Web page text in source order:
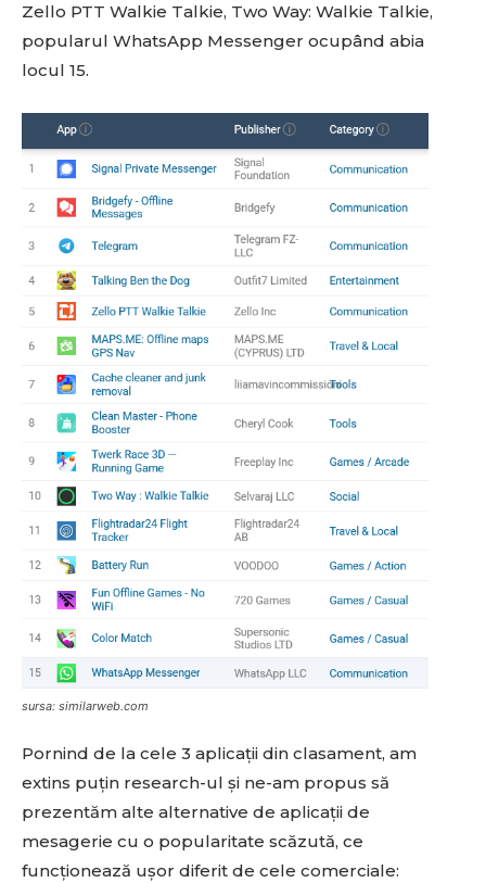
Zello PTT Walkie Talkie, Two Way: Walkie Talkie,
popularul WhatsApp Messenger ocupând abia
locul 15.
sursa: similarweb.com
Pornind de la cele 3 aplicații din clasament, am
extins puțin research-ul și ne-am propus să
prezentăm alte alternative de aplicații de
mesagerie cu o popularitate scăzută, ce
funcționează ușor diferit de cele comerciale: